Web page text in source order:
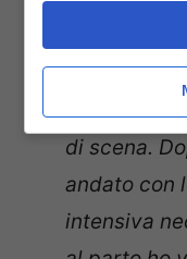
Non
sono nati.
riguardano
di scena.
andato con
intensiva